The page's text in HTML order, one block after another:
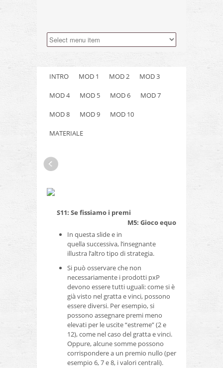
INTRO MOD 1 MOD 2 MOD 3
MOD 4 MOD 5 MOD 6 MOD 7
MOD 8 MOD 9 MOD 10
MATERIALE
S11: Se fissiamo i premi
M5: Gioco equo
In questa slide e in
quella successiva, l’insegnante
illustra l’altro tipo di strategia.
Si può osservare che non
necessariamente i prodotti pxP
devono essere tutti uguali: come si è
già visto nel gratta e vinci, possono
essere diversi. Per esempio, si
possono assegnare premi meno
elevati per le uscite “estreme” (2 e
12), come nel caso del gratta e vinci.
Oppure, alcune somme possono
corrispondere a un premio nullo (per
esempio 6, 7 e 8, i valori centrali).